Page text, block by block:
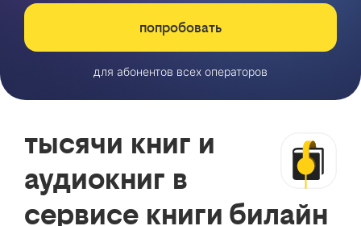
попробовать
для абонентов всех операторов
тысячи книг и
аудиокниг в
сервисе книги билайн